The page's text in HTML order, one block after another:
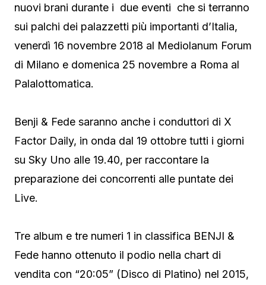
nuovi brani durante i due eventi che si terranno
sui palchi dei palazzetti più importanti d’Italia,
venerdì 16 novembre 2018 al Mediolanum Forum
di Milano e domenica 25 novembre a Roma al
Palalottomatica.
Benji & Fede saranno anche i conduttori di X
Factor Daily, in onda dal 19 ottobre tutti i giorni
su Sky Uno alle 19.40, per raccontare la
preparazione dei concorrenti alle puntate dei
Live.
Tre album e tre numeri 1 in classifica BENJI &
Fede hanno ottenuto il podio nella chart di
vendita con “20:05” (Disco di Platino) nel 2015,